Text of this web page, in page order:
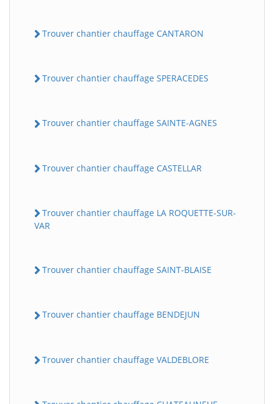
Trouver chantier chauffage CANTARON
Trouver chantier chauffage SPERACEDES
Trouver chantier chauffage SAINTE-AGNES
Trouver chantier chauffage CASTELLAR
Trouver chantier chauffage LA ROQUETTE-SUR-
VAR
Trouver chantier chauffage SAINT-BLAISE
Trouver chantier chauffage BENDEJUN
Trouver chantier chauffage VALDEBLORE